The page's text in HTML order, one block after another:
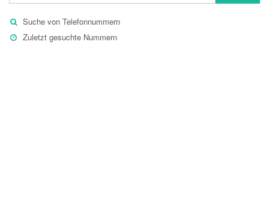
Suche von Telefonnummern
Zuletzt gesuchte Nummern